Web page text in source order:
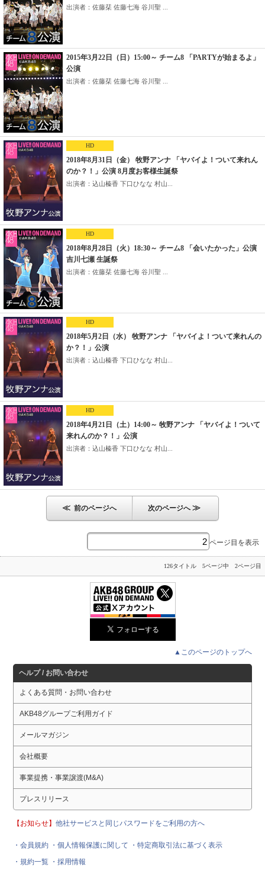
出演者：佐藤栞 佐藤七海 谷川聖 ...
2015年3月22日（日）15:00～ チーム8 「PARTYが始まるよ」
公演
出演者：佐藤栞 佐藤七海 谷川聖 ...
HD
2018年8月31日（金） 牧野アンナ 「ヤバイよ！ついて来れん
のか？！」公演 8月度お客様生誕祭
出演者：込山榛香 下口ひなな 村山...
HD
2018年8月28日（火）18:30～ チーム8 「会いたかった」公演
吉川七瀬 生誕祭
出演者：佐藤栞 佐藤七海 谷川聖 ...
HD
2018年5月2日（水） 牧野アンナ 「ヤバイよ！ついて来れんの
か？！」公演
出演者：込山榛香 下口ひなな 村山...
HD
2018年4月21日（土）14:00～ 牧野アンナ 「ヤバイよ！ついて
来れんのか？！」公演
出演者：込山榛香 下口ひなな 村山...
≪ 前のページへ 次のページへ≫
ページ目を表示
126タイトル 5ページ中 2ページ目
▲このページのトップへ
ヘルプ / お問い合わせ
よくある質問・お問い合わせ
AKB48グループご利用ガイド
メールマガジン
会社概要
事業提携・事業譲渡(M&A)
プレスリリース
【お知らせ】他社サービスと同じパスワードをご利用の方へ
・会員規約 ・個人情報保護に関して
・特定商取引法に基づく表示
・規約一覧 ・採用情報